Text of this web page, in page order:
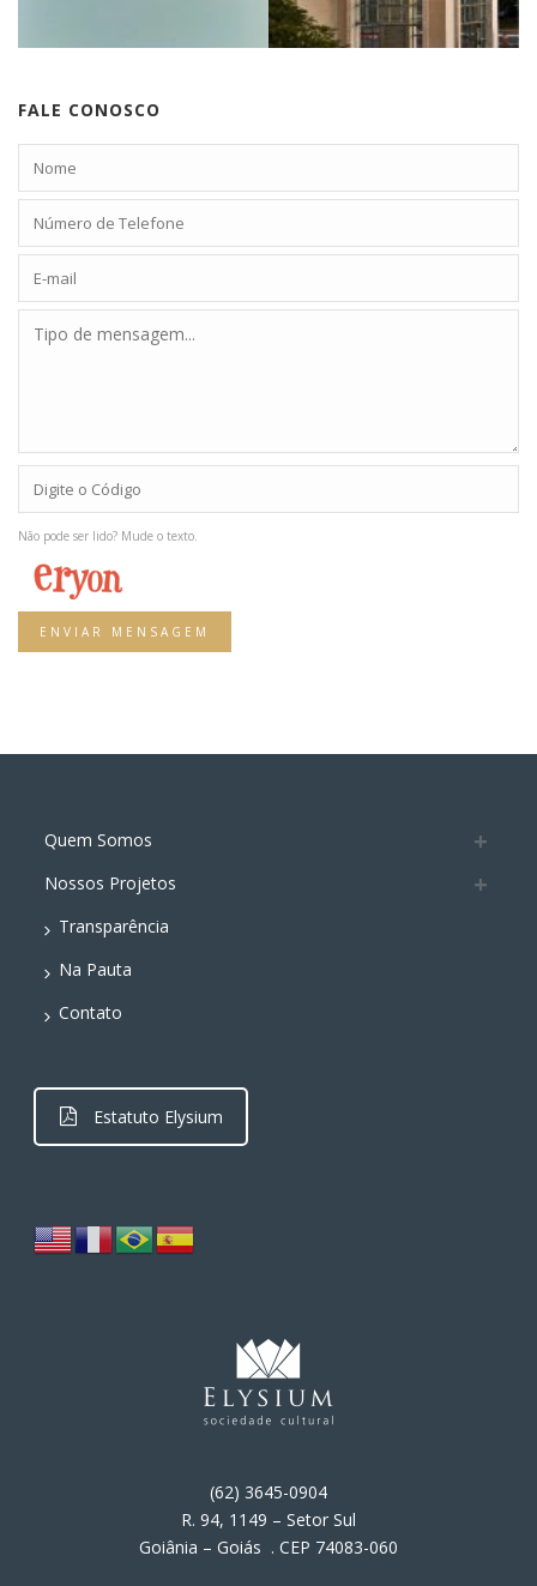
FALE CONOSCO
Não pode ser lido? Mude o texto.
ENVIAR MENSAGEM
Quem Somos
Nossos Projetos
Transparência
Na Pauta
Contato
Estatuto Elysium
(62) 3645-0904
R. 94, 1149 – Setor Sul
Goiânia – Goiás . CEP 74083-060